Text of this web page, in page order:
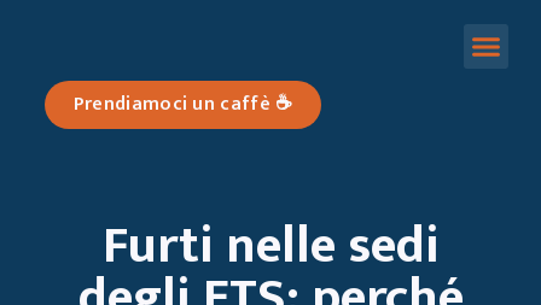
Prendiamoci un caffè ☕️
Furti nelle sedi